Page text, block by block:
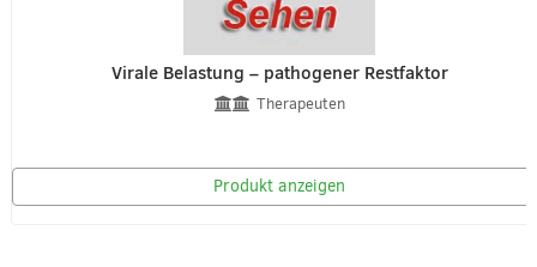
Virale Belastung – pathogener Restfaktor
Therapeuten
Produkt anzeigen